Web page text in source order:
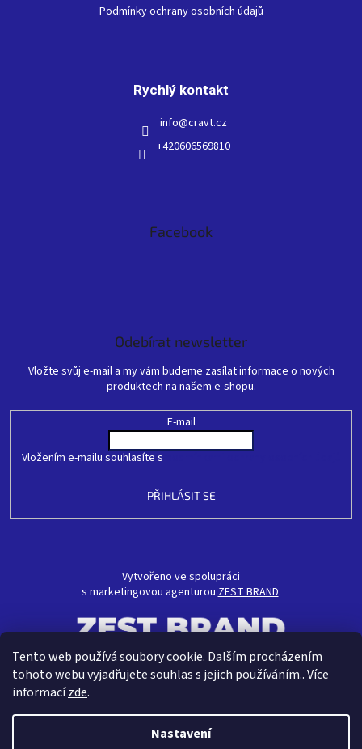
Tento web používá soubory cookie. Dalším procházením
tohoto webu vyjadřujete souhlas s jejich používáním.. Více
informacízde.
Nastavení
Podmínky ochrany osobních údajů
Rychlý kontakt
info@cravt.cz
+420606569810
Facebook
Odebírat newsletter
Vložte svůj e-mail a my vám budeme zasílat informace o nových
produktech na našem e-shopu.
E-mail
Vložením e-mailu souhlasíte s
PŘIHLÁSIT SE
Vytvořeno ve spolupráci
s marketingovou agenturouZEST BRAND.
Vytvořil Shoptet